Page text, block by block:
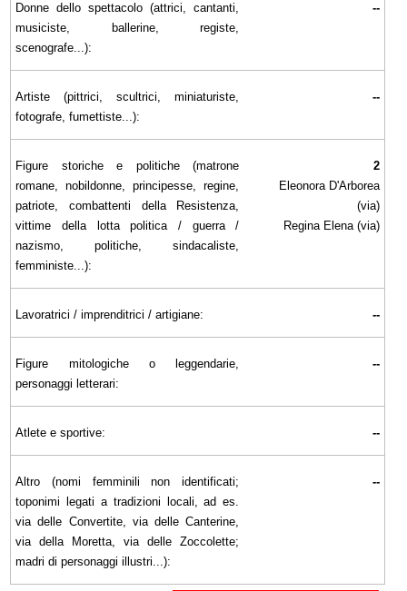
Donne dello spettacolo (attrici, cantanti,
musiciste, ballerine, registe,
scenografe...):
--
Artiste (pittrici, scultrici, miniaturiste,
fotografe, fumettiste...):
--
Figure storiche e politiche (matrone
romane, nobildonne, principesse, regine,
patriote, combattenti della Resistenza,
vittime della lotta politica / guerra /
nazismo, politiche, sindacaliste,
femministe...):
2
Eleonora D'Arborea
(via)
Regina Elena (via)
Lavoratrici / imprenditrici / artigiane: --
Figure mitologiche o leggendarie,
personaggi letterari:
--
Atlete e sportive: --
Altro (nomi femminili non identificati;
toponimi legati a tradizioni locali, ad es.
via delle Convertite, via delle Canterine,
via della Moretta, via delle Zoccolette;
madri di personaggi illustri...):
--